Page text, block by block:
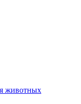
животных